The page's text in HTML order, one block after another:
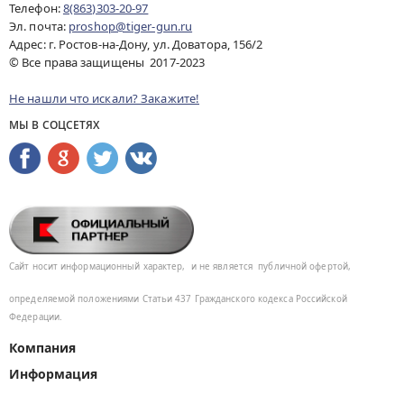
Телефон:8(863)303-20-97
Эл. почта: proshop@tiger-gun.ru
Адрес: г. Ростов-на-Дону, ул. Доватора, 156/2
© Все права защищены 2017-2023
Не нашли что искали? Закажите!
МЫ В СОЦСЕТЯХ
Сайт носит информационный характер, и не является публичной офертой,
определяемой положениями Статьи 437 Гражданского кодекса Российской
Федерации.
Компания
Информация